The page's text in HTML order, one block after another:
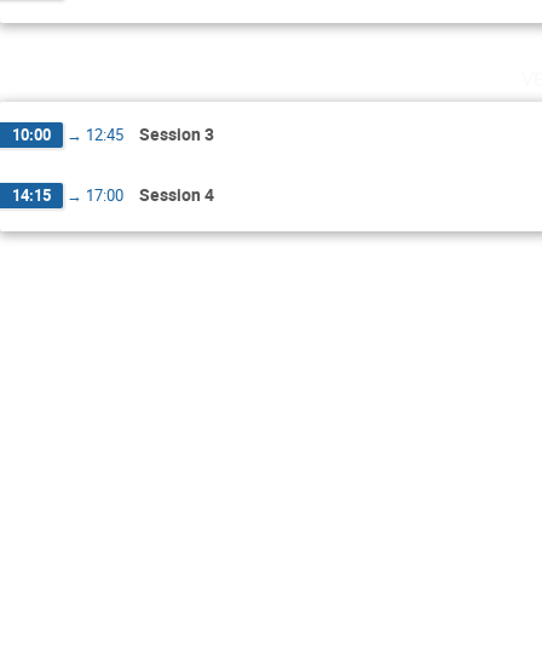
10:00 → 12:45 Session 3
14:15 → 17:00 Session 4